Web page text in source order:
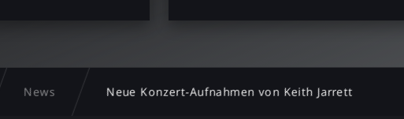
News Neue Konzert-Aufnahmen von Keith Jarrett